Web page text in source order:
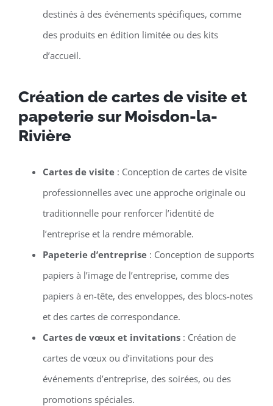
destinés à des événements spécifiques, comme
des produits en édition limitée ou des kits
d’accueil.
Création de cartes de visite et
papeterie sur Moisdon-la-
Rivière
Cartes de visite: Conception de cartes de visite
professionnelles avec une approche originale ou
traditionnelle pour renforcer l’identité de
l’entreprise et la rendre mémorable.
Papeterie d’entreprise: Conception de supports
papiers à l’image de l’entreprise, comme des
papiers à en-tête, des enveloppes, des blocs-notes
et des cartes de correspondance.
Cartes de vœux et invitations: Création de
cartes de vœux ou d’invitations pour des
événements d’entreprise, des soirées, ou des
promotions spéciales.